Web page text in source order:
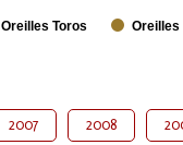
Oreilles Toros Oreilles
2007 2008